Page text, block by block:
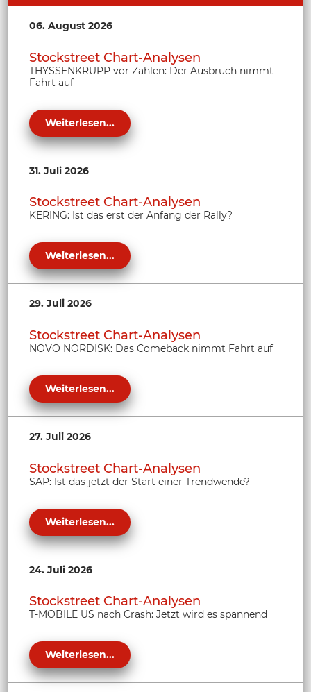
06. August 2026
Stockstreet Chart-Analysen
THYSSENKRUPP vor Zahlen: Der Ausbruch nimmt
Fahrt auf
Weiterlesen...
31. Juli 2026
Stockstreet Chart-Analysen
KERING: Ist das erst der Anfang der Rally?
Weiterlesen...
29. Juli 2026
Stockstreet Chart-Analysen
NOVO NORDISK: Das Comeback nimmt Fahrt auf
Weiterlesen...
27. Juli 2026
Stockstreet Chart-Analysen
SAP: Ist das jetzt der Start einer Trendwende?
Weiterlesen...
24. Juli 2026
Stockstreet Chart-Analysen
T-MOBILE US nach Crash: Jetzt wird es spannend
Weiterlesen...